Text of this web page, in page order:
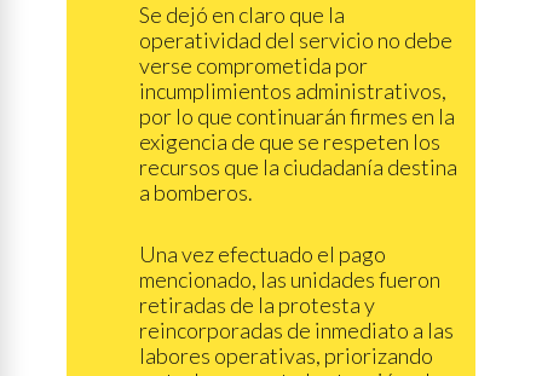
Se dejó en claro que la
operatividad del servicio no debe
verse comprometida por
incumplimientos administrativos,
por lo que continuarán firmes en la
exigencia de que se respeten los
recursos que la ciudadanía destina
a bomberos.
Una vez efectuado el pago
mencionado, las unidades fueron
retiradas de la protesta y
reincorporadas de inmediato a las
labores operativas, priorizando